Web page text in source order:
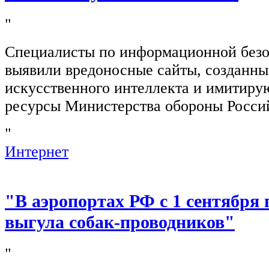
"
Специалисты по информационной
выявили вредоносные сайты,
искусственного интеллекта и
ресурсы Министерства обороны
"
Интернет
"В аэропортах РФ с 1 сентября
выгула собак-проводников"
"